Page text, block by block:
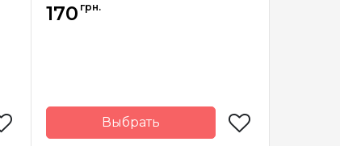
170 грн.
Выбрать